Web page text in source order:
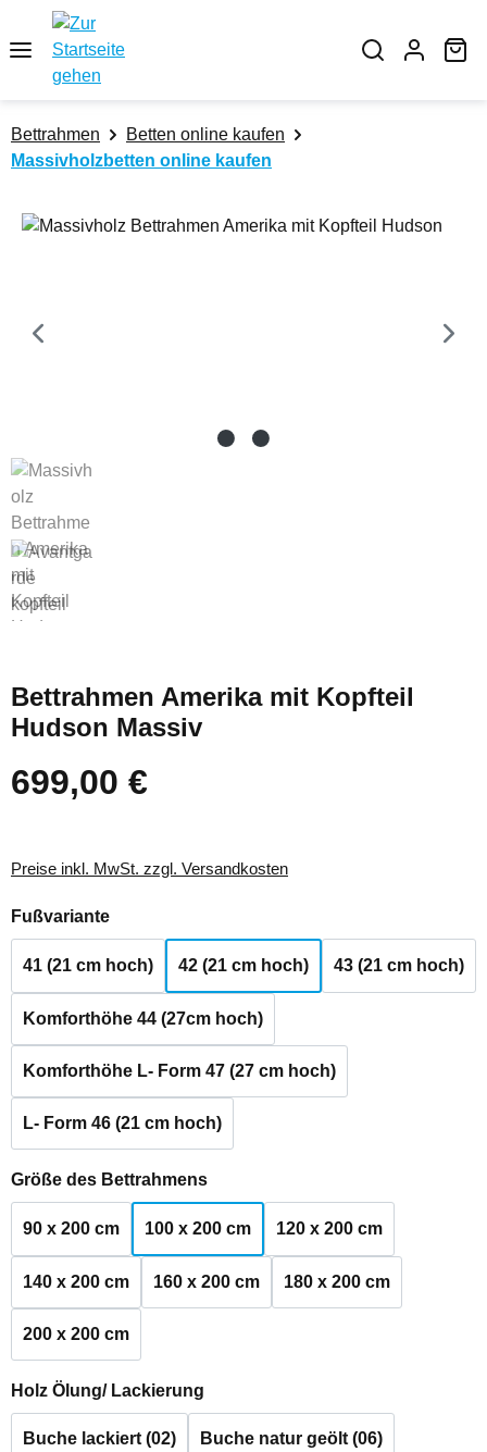
Zum Hauptinhalt springen
Bettrahmen
Betten online kaufen
Massivholzbetten online kaufen
Bildergalerie überspringen
Bettrahmen Amerika mit Kopfteil
Hudson Massiv
Regulärer Preis:
699,00 €
Preise inkl. MwSt. zzgl. Versandkosten
Fußvarianteauswählen
41 (21 cm hoch) 42 (21 cm hoch) 43 (21 cm hoch)
Komforthöhe 44 (27cm hoch)
Komforthöhe L- Form 47 (27 cm hoch)
L- Form 46 (21 cm hoch)
Größe des Bettrahmensauswählen
90 x 200 cm 100 x 200 cm 120 x 200 cm
140 x 200 cm 160 x 200 cm 180 x 200 cm
200 x 200 cm
Holz Ölung/ Lackierung
Buche lackiert (02) Buche natur geölt (06)